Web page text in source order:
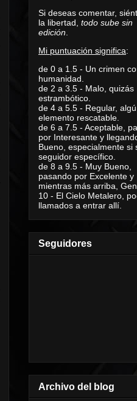
Si deseas comentar,
la libertad, todo sube sin
edición
Mi puntuación significa:
de 0 a 1.5 - Un crimen
humanidad.
de 2 a 3.5 - Malo, quizás
estrambótico.
de 4 a 5.5 - Regular,
elemento rescatable.
de 6 a 7.5 - Aceptable,
por Interesante y
Bueno, especialmente si
seguidor específico.
de 8 a 9.5 - Muy Bueno,
pasando por Excelente y
mientras más arriba,
10 - El Cielo Metalero,
llamados a entrar allí.
Seguidores
Archivo del blog